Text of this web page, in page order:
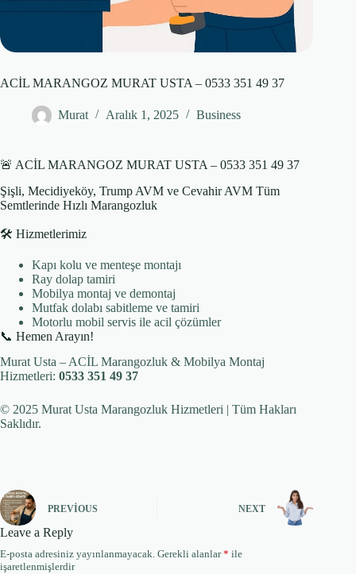
ACİL MARANGOZ MURAT USTA – 0533 351 49 37
Murat Aralık 1, 2025 Business
🚨 ACİL MARANGOZ MURAT USTA – 0533 351 49 37
Şişli, Mecidiyeköy, Trump AVM ve Cevahir AVM Tüm
Semtlerinde Hızlı Marangozluk
🛠️ Hizmetlerimiz
Kapı kolu ve menteşe montajı
Ray dolap tamiri
Mobilya montaj ve demontaj
Mutfak dolabı sabitleme ve tamiri
Motorlu mobil servis ile acil çözümler
📞 Hemen Arayın!
Murat Usta – ACİL Marangozluk & Mobilya Montaj
Hizmetleri: 0533 351 49 37
© 2025 Murat Usta Marangozluk Hizmetleri | Tüm Hakları
Saklıdır.
PREVIOUS NEXT
Leave a Reply
E-posta adresiniz yayınlanmayacak. Gerekli alanlar* ile
işaretlenmişlerdir